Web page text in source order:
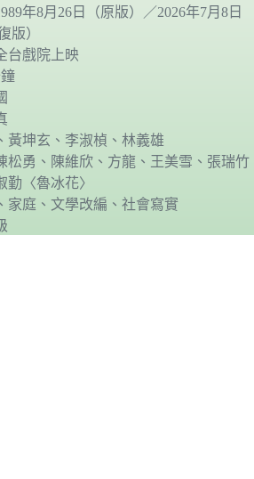
年8月26日（原版）／2026年7月8日
版）
台戲院上映
黃坤玄、李淑楨、林義雄
松勇、陳維欣、方龍、王美雪、張瑞竹
勤〈魯冰花〉
家庭、文學改編、社會寫實